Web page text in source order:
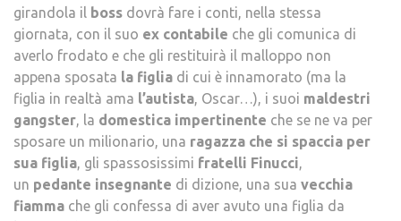
girandola il boss dovrà fare i conti, nella stessa
giornata, con il suo ex contabile che gli comunica di
averlo frodato e che gli restituirà il malloppo non
appena sposata la figlia di cui è innamorato (ma la
figlia in realtà ama l’autista, Oscar…), i suoi maldestri
gangster, la domestica impertinente che se ne va per
sposare un milionario, una ragazza che si spaccia per
sua figlia, gli spassosissimi fratelli Finucci,
un pedante insegnante di dizione, una sua vecchia
fiamma che gli confessa di aver avuto una figlia da